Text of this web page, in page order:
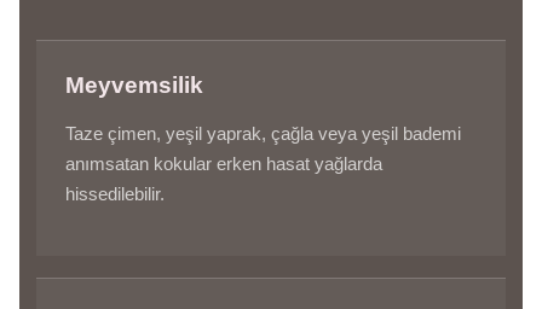
Meyvemsilik
Taze çimen, yeşil yaprak, çağla veya yeşil bademi
anımsatan kokular erken hasat yağlarda
hissedilebilir.